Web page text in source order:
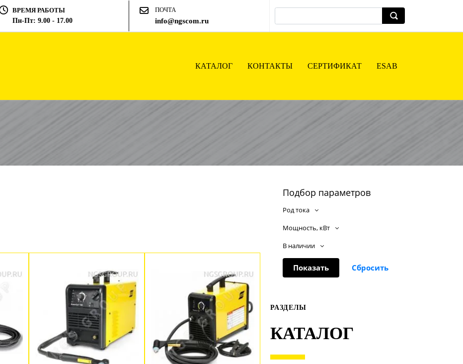
ВРЕМЯ РАБОТЫ
Пн-Пт: 9.00 - 17.00
ПОЧТА
info@ngscom.ru
КАТАЛОГ КОНТАКТЫ СЕРТИФИКАТ ESAB
Подбор параметров
Род тока
Мощность, кВт
В наличии
РАЗДЕЛЫ
КАТАЛОГ